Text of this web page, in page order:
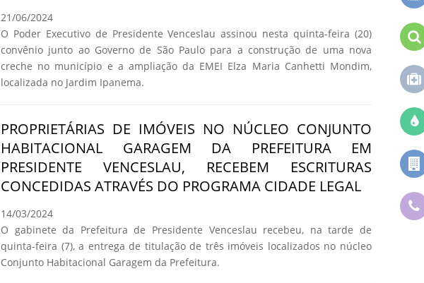
21/06/2024
O Poder Executivo de Presidente Venceslau assinou nesta quinta-feira (20)
convênio junto ao Governo de São Paulo para a construção de uma nova
creche no município e a ampliação da EMEI Elza Maria Canhetti Mondim,
localizada no Jardim Ipanema.
PROPRIETÁRIAS DE IMÓVEIS NO NÚCLEO CONJUNTO
HABITACIONAL GARAGEM DA PREFEITURA EM
PRESIDENTE VENCESLAU, RECEBEM ESCRITURAS
CONCEDIDAS ATRAVÉS DO PROGRAMA CIDADE LEGAL
14/03/2024
O gabinete da Prefeitura de Presidente Venceslau recebeu, na tarde de
quinta-feira (7), a entrega de titulação de três imóveis localizados no núcleo
Conjunto Habitacional Garagem da Prefeitura.